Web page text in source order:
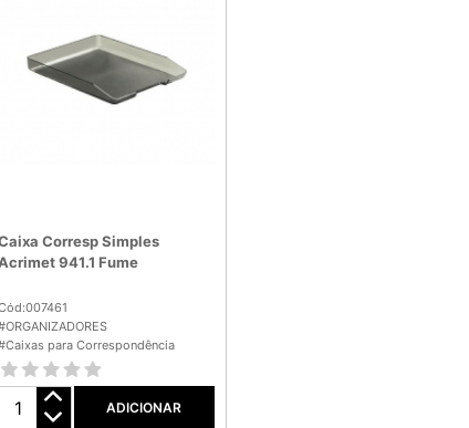
Corresp Simples
941.1 Fume
para Correspondência
ADICIONAR